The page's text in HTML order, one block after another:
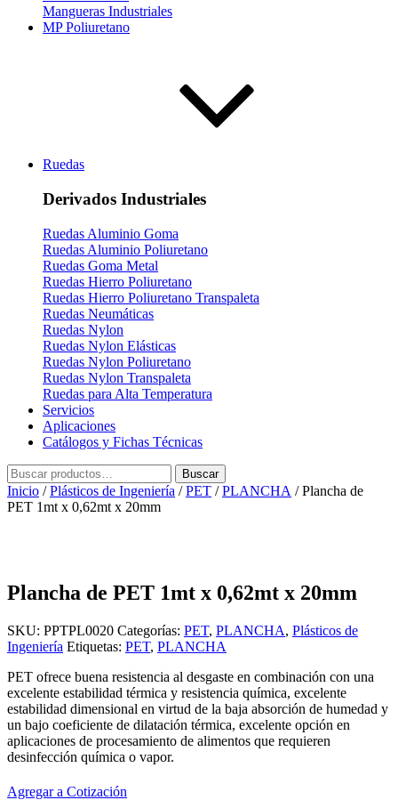
Mangueras Industriales
MP Poliuretano
Ruedas
Derivados Industriales
Ruedas Aluminio Goma
Ruedas Aluminio Poliuretano
Ruedas Goma Metal
Ruedas Hierro Poliuretano
Ruedas Hierro Poliuretano Transpaleta
Ruedas Neumáticas
Ruedas Nylon
Ruedas Nylon Elásticas
Ruedas Nylon Poliuretano
Ruedas Nylon Transpaleta
Ruedas para Alta Temperatura
Servicios
Aplicaciones
Catálogos y Fichas Técnicas
Buscar
por:
Buscar
Inicio /Plásticos de Ingeniería /PET /PLANCHA / Plancha de
PET 1mt x 0,62mt x 20mm
Plancha de PET 1mt x 0,62mt x 20mm
SKU: PPTPL0020 Categorías: PET, PLANCHA, Plásticos de
Ingeniería Etiquetas: PET, PLANCHA
PET ofrece buena resistencia al desgaste en combinación con una
excelente estabilidad térmica y resistencia química, excelente
estabilidad dimensional en virtud de la baja absorción de humedad y
un bajo coeficiente de dilatación térmica, excelente opción en
aplicaciones de procesamiento de alimentos que requieren
desinfección química o vapor.
Agregar a Cotización